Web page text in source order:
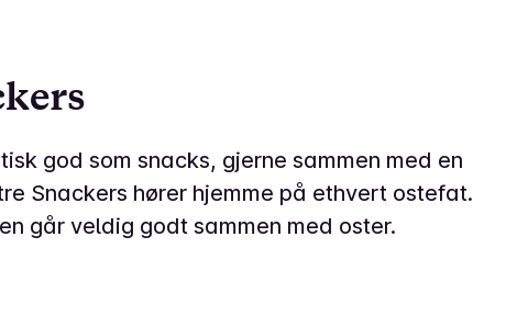
god som snacks, gjerne sammen med en
Snackers hører hjemme på ethvert ostefat.
går veldig godt sammen med oster.